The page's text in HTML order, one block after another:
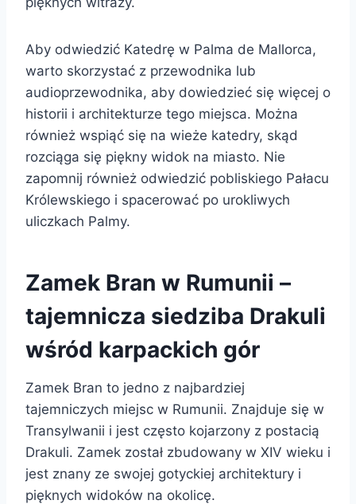
Aby odwiedzić Katedrę w Palma de Mallorca,
warto skorzystać z przewodnika lub
audioprzewodnika, aby dowiedzieć się więcej o
historii i architekturze tego miejsca. Można
również wspiąć się na wieże katedry, skąd
rozciąga się piękny widok na miasto. Nie
zapomnij również odwiedzić pobliskiego Pałacu
Królewskiego i spacerować po urokliwych
uliczkach Palmy.
Zamek Bran w Rumunii –
tajemnicza siedziba Drakuli
wśród karpackich gór
Zamek Bran to jedno z najbardziej
tajemniczych miejsc w Rumunii. Znajduje się w
Transylwanii i jest często kojarzony z postacią
Drakuli. Zamek został zbudowany w XIV wieku i
jest znany ze swojej gotyckiej architektury i
pięknych widoków na okolicę.